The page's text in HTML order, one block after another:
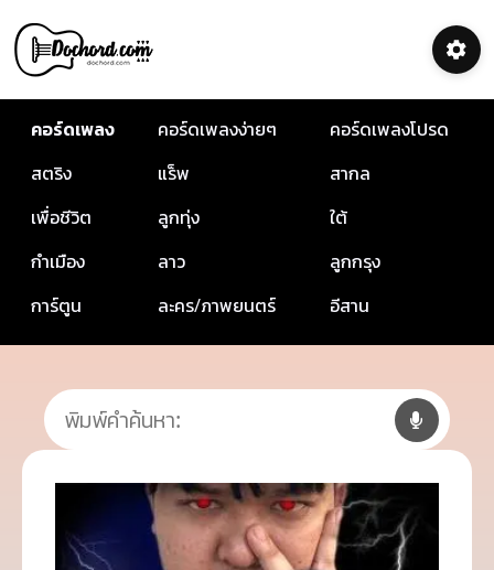
คอร์ดเพลง คอร์ดเพลงง่ายๆ
คอร์ดเพลงโปรด
สตริง
แร็พ
สากล
เพื่อชีวิต
ลูกทุ่ง
ใต้
กำเมือง
ลาว
ลูกกรุง
การ์ตูน
ละคร/ภาพยนตร์ อีสาน